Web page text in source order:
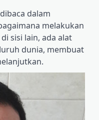
dalam
melakukan
sisi lain, ada alat
dunia, membuat